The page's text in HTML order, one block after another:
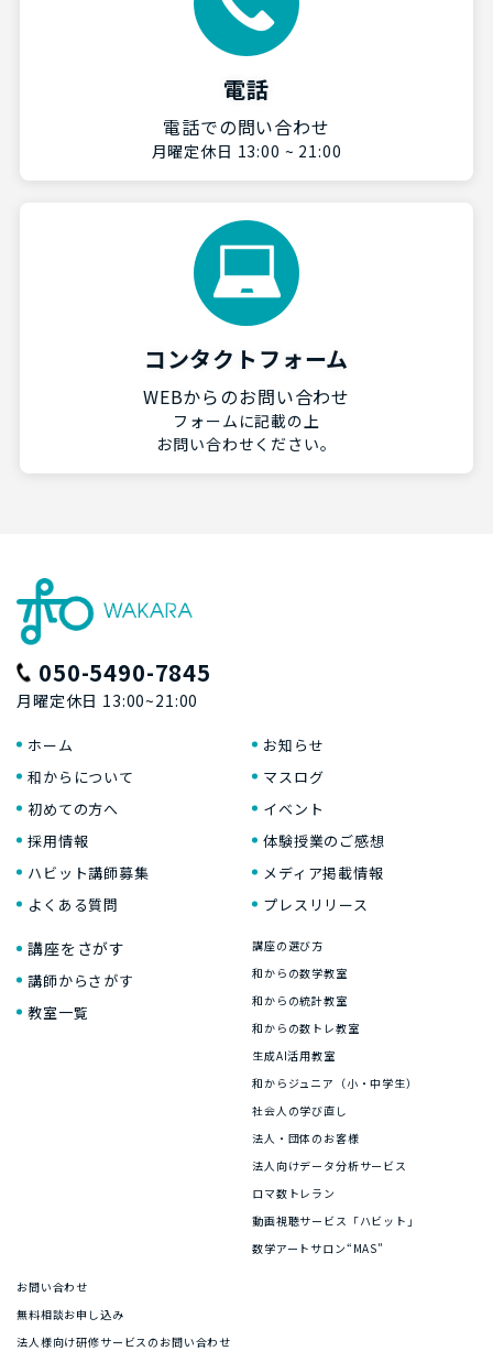
電話
電話での問い合わせ
月曜定休日 13:00 ~ 21:00
コンタクトフォーム
WEBからのお問い合わせ
フォームに記載の上
お問い合わせください。
050-5490-7845
月曜定休日 13:00~21:00
ホーム
和からについて
初めての方へ
採用情報
ハビット講師募集
よくある質問
お知らせ
マスログ
イベント
体験授業のご感想
メディア掲載情報
プレスリリース
講座をさがす
講師からさがす
教室一覧
講座の選び方
和からの数学教室
和からの統計教室
和からの数トレ教室
生成AI活用教室
和からジュニア（小・中学生）
社会人の学び直し
法人・団体のお客様
法人向けデータ分析サービス
ロマ数トレラン
動画視聴サービス「ハビット」
数学アートサロン“MAS”
お問い合わせ
無料相談お申し込み
法人様向け研修サービスのお問い合わせ